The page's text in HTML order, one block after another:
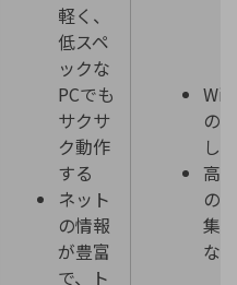
軽く、
低スペ
ックな
PCでも
サクサ
ク動作
する
ネット
の情報
が豊富
で、ト
の
し
高
の
集
ない